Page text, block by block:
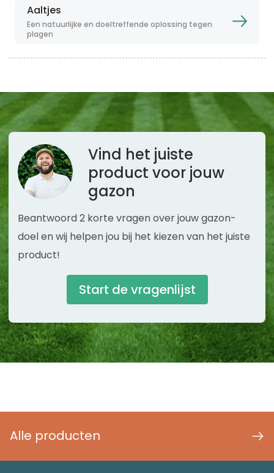
Aaltjes
Een natuurlijke en doeltreffende oplossing tegen
plagen
Vind het juiste
product voor jouw
gazon
Beantwoord 2 korte vragen over jouw gazon-
doel en wij helpen jou bij het kiezen van het juiste
product!
Start de vragenlijst
Alle producten